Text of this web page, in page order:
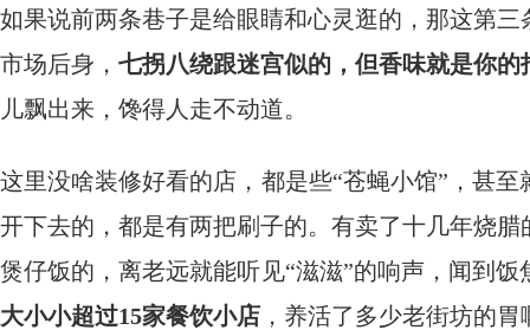
如果说前两条巷子是给眼睛和心灵逛的，那这第
市场后身， 七拐八绕跟迷宫似的，但香味就是你的
儿飘出来，馋得人走不动道。
这里没啥装修好看的店，都是些“苍蝇小馆”，甚
开下去的，都是有两把刷子的。有卖了十几年烧
煲仔饭的，离老远就能听见“滋滋”的响声，闻到饭
大小小超过15家餐饮小店 ，养活了多少老街坊的胃